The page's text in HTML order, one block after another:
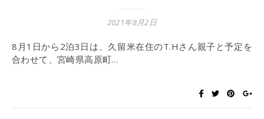
2021年8月2日
8月1日から2泊3日は、久留米在住のT.Hさん親子と予定を
合わせて、宮崎県高原町…